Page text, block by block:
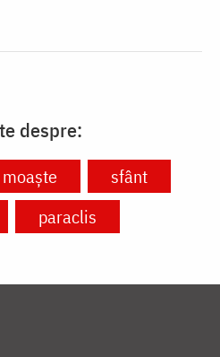
despre:
moaște
sfânt
paraclis